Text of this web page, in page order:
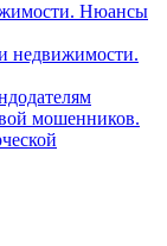
Нюансы
недвижимости.
мошенников.